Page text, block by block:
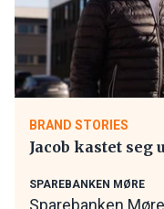
BRAND STORIES
Jacob kastet seg
SPAREBANKEN MØRE
Sparebanken Møre